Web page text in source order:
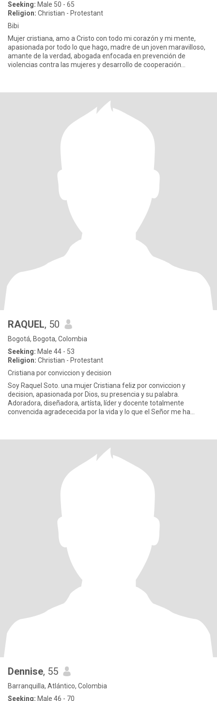
Seeking: Male 50 - 65
Religion: Christian - Protestant
Bibi
Mujer cristiana, amo a Cristo con todo mi corazón y mi mente,
apasionada por todo lo que hago, madre de un joven maravilloso,
amante de la verdad, abogada enfocada en prevención de
violencias contra las mujeres y desarrollo de cooperación
RAQUEL, 50
Bogotá, Bogota, Colombia
Seeking: Male 44 - 53
Religion: Christian - Protestant
Cristiana por conviccion y decision
Soy Raquel Soto. una mujer Cristiana feliz por conviccion y
decision, apasionada por Dios, su presencia y su palabra.
Adoradora, diseñadora, artísta, líder y docente totalmente
convencida agradececida por la vida y lo que el Señor me ha
Dennise, 55
Barranquilla, Atlántico, Colombia
Seeking: Male 46 - 70